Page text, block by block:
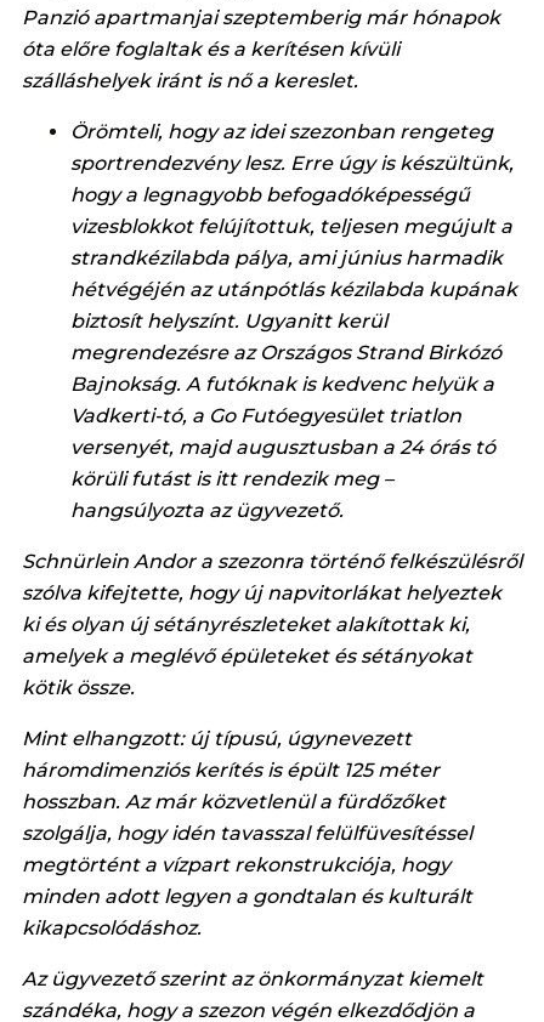
Panzió apartmanjai szeptemberig már hónapok
óta előre foglaltak és a kerítésen kívüli
szálláshelyek iránt is nő a kereslet.
Örömteli, hogy az idei szezonban rengeteg
sportrendezvény lesz. Erre úgy is készültünk,
hogy a legnagyobb befogadóképességű
vizesblokkot felújítottuk, teljesen megújult a
strandkézilabda pálya, ami június harmadik
hétvégéjén az utánpótlás kézilabda kupának
biztosít helyszínt. Ugyanitt kerül
megrendezésre az Országos Strand Birkózó
Bajnokság. A futóknak is kedvenc helyük a
Vadkerti-tó, a Go Futóegyesület triatlon
versenyét, majd augusztusban a 24 órás tó
körüli futást is itt rendezik meg –
hangsúlyozta az ügyvezető.
Schnürlein Andor a szezonra történő felkészülésről
szólva kifejtette, hogy új napvitorlákat helyeztek
ki és olyan új sétányrészleteket alakítottak ki,
amelyek a meglévő épületeket és sétányokat
kötik össze.
Mint elhangzott: új típusú, úgynevezett
háromdimenziós kerítés is épült 125 méter
hosszban. Az már közvetlenül a fürdőzőket
szolgálja, hogy idén tavasszal felülfüvesítéssel
megtörtént a vízpart rekonstrukciója, hogy
minden adott legyen a gondtalan és kulturált
kikapcsolódáshoz.
Az ügyvezető szerint az önkormányzat kiemelt
szándéka, hogy a szezon végén elkezdődjön a